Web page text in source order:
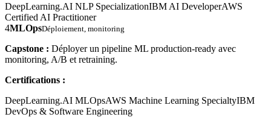
DeepLearning.AI NLP SpecializationIBM AI DeveloperAWS
Certified AI Practitioner
4MLOpsDéploiement, monitoring
Capstone : Déployer un pipeline ML production-ready avec
monitoring, A/B et retraining.
Certifications :
DeepLearning.AI MLOpsAWS Machine Learning SpecialtyIBM
DevOps & Software Engineering